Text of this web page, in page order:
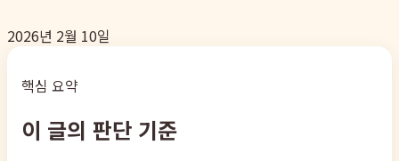
2026년 2월 10일
핵심 요약
이 글의 판단 기준